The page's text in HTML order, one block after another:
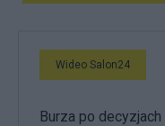
Wideo Salon24
Burza po